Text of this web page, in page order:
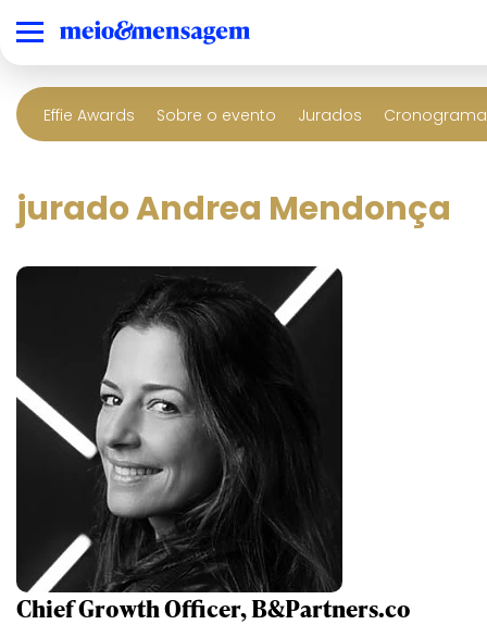
Effie Awards Sobre o evento Jurados
jurado Andrea Mendonça
Chief Growth Officer, B&Partners.co